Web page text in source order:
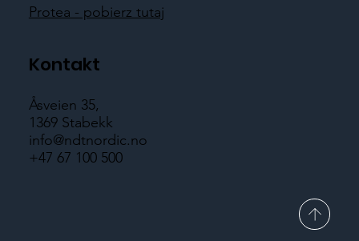
Protea - pobierz tutaj
Kontakt
Åsveien 35,
1369 Stabekk
info@ndtnordic.no
+47 67 100 500